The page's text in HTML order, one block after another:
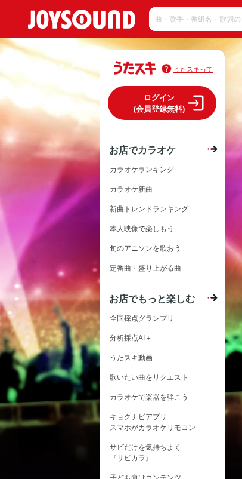
うたスキって
ログイン
(会員登録無料)
お店でカラオケ
カラオケランキング
カラオケ新曲
新曲トレンドランキング
本人映像で楽しもう
旬のアニソンを歌おう
定番曲・盛り上がる曲
お店でもっと楽しむ
全国採点グランプリ
分析採点AI＋
うたスキ動画
歌いたい曲をリクエスト
カラオケで楽器を弾こう
キョクナビアプリ
スマホがカラオケリモコン
サビだけを気持ちよく
『サビカラ』